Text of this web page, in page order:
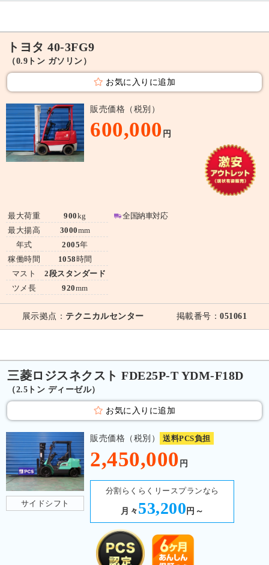
トヨタ 40-3FG9
（0.9トン ガソリン）
お気に入りに追加
販売価格（税別）
600,000 円
最大荷重
最大揚高
年式
稼働時間
マスト
ツメ長
900kg
3000mm
2005年
1058 時間
2段スタンダード
920mm
全国納車対応
展示拠点： テクニカルセンター 掲載番号：051061
三菱ロジスネクスト FDE25P-T YDM-F18D
（2.5トン ディーゼル）
お気に入りに追加
サイドシフト
販売価格（税別） 送料PCS負担
2,450,000 円
分割らくらくリースプランなら
月々 53,200 円～